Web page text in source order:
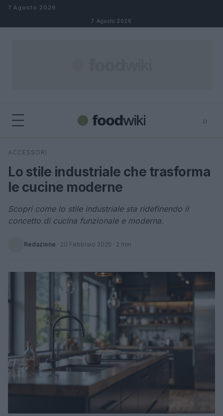
Salta al contenuto
7 Agosto 2026
7 Agosto 2026
⌕
Cerca
ACCESSORI
Lo stile industriale che trasforma
le cucine moderne
Scopri come lo stile industriale sta ridefinendo il
concetto di cucina funzionale e moderna.
Redazione · 20 Febbraio 2025 · 2 min